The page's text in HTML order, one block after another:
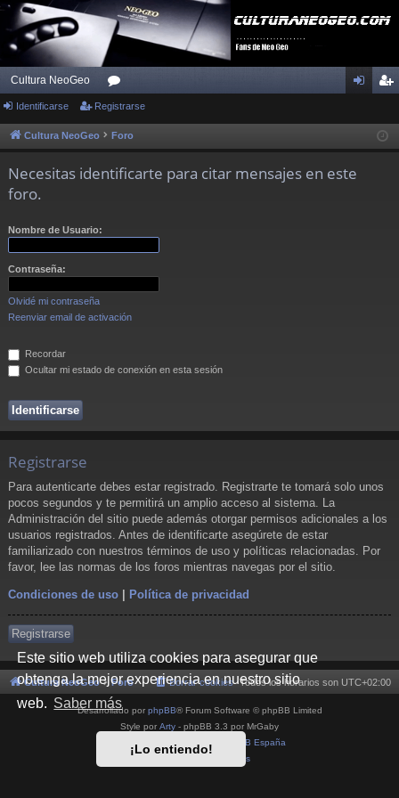
Este sitio web utiliza cookies para asegurar que
obtenga la mejor experiencia en nuestro sitio
web. Saber más
¡Lo entiendo!
Cultura NeoGeo
or
os ist
Identificarse Registrarse
Cultura NeoGeo Foro
Necesitas identificarte para citar mensajes en este
foro.
Nombre de Usuario:
Contraseña:
Olvidé mi contraseña
Reenviar email de activación
Recordar
Ocultar mi estado de conexión en esta sesión
Registrarse
Para autenticarte debes estar registrado. Registrarte te tomará solo unos
pocos segundos y te permitirá un amplio acceso al sistema. La
Administración del sitio puede además otorgar permisos adicionales a los
usuarios registrados. Antes de identificarte asegúrete de estar
familiarizado con nuestros términos de uso y políticas relacionadas. Por
favor, lee las normas de los foros mientras navegas por el sitio.
Condiciones de uso Política de privacidad
Registrarse
Cultura NeoGeo Foro Todos los horarios son UTC+02:00
Borrar cookies
Desarrollado por phpBB® Forum Software © phpBB Limited
Style por Arty - phpBB 3.3 por MrGaby
phpBB España
Condiciones